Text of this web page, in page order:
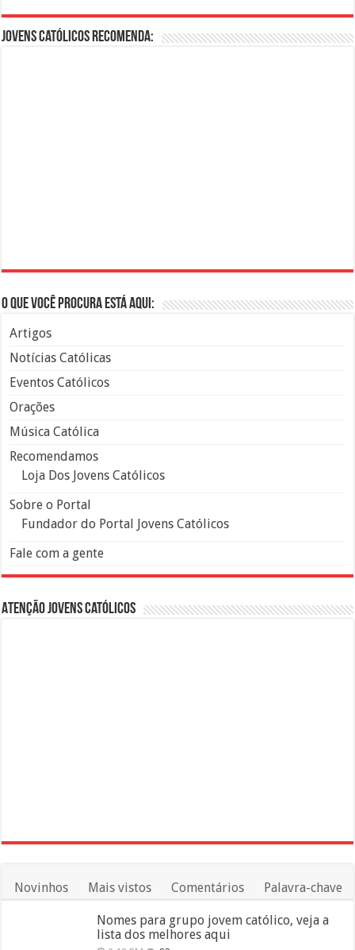
Jovens Católicos Recomenda:
O que você procura está aqui:
Artigos
Notícias Católicas
Eventos Católicos
Orações
Música Católica
Recomendamos
Loja Dos Jovens Católicos
Sobre o Portal
Fundador do Portal Jovens Católicos
Fale com a gente
Atenção Jovens Católicos
Novinhos Mais vistos Comentários Palavra-chave
Nomes para grupo jovem católico, veja a
lista dos melhores aqui